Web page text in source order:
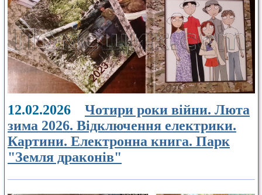
12.02.2026 Чотири роки війни. Люта
зима 2026. Відключення електрики.
Картини. Електронна книга. Парк
"Земля драконів"